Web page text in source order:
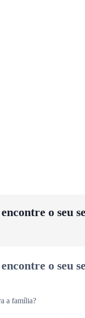
o seu
o seu
a família?